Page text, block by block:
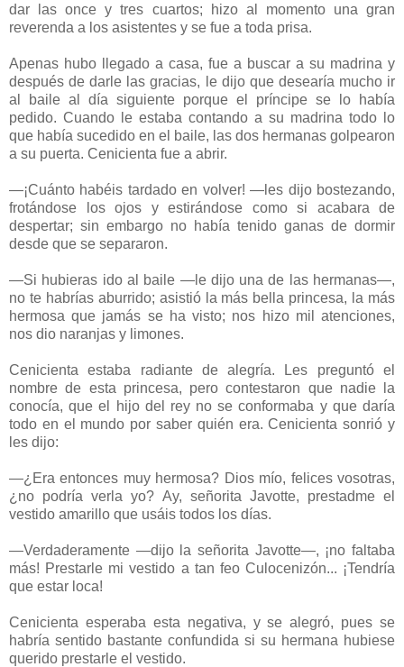
dar las once y tres cuartos; hizo al momento una gran
reverenda a los asistentes y se fue a toda prisa.
Apenas hubo llegado a casa, fue a buscar a su madrina y
después de darle las gracias, le dijo que desearía mucho ir
al baile al día siguiente porque el príncipe se lo había
pedido. Cuando le estaba contando a su madrina todo lo
que había sucedido en el baile, las dos hermanas golpearon
a su puerta. Cenicienta fue a abrir.
—¡Cuánto habéis tardado en volver! —les dijo bostezando,
frotándose los ojos y estirándose como si acabara de
despertar; sin embargo no había tenido ganas de dormir
desde que se separaron.
—Si hubieras ido al baile —le dijo una de las hermanas—,
no te habrías aburrido; asistió la más bella princesa, la más
hermosa que jamás se ha visto; nos hizo mil atenciones,
nos dio naranjas y limones.
Cenicienta estaba radiante de alegría. Les preguntó el
nombre de esta princesa, pero contestaron que nadie la
conocía, que el hijo del rey no se conformaba y que daría
todo en el mundo por saber quién era. Cenicienta sonrió y
les dijo:
—¿Era entonces muy hermosa? Dios mío, felices vosotras,
¿no podría verla yo? Ay, señorita Javotte, prestadme el
vestido amarillo que usáis todos los días.
—Verdaderamente —dijo la señorita Javotte—, ¡no faltaba
más! Prestarle mi vestido a tan feo Culocenizón... ¡Tendría
que estar loca!
Cenicienta esperaba esta negativa, y se alegró, pues se
habría sentido bastante confundida si su hermana hubiese
querido prestarle el vestido.